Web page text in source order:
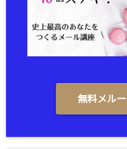
無料メル